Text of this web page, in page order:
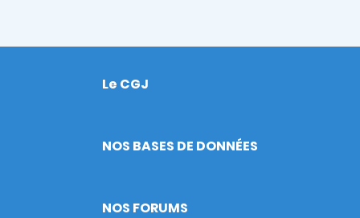
Footer
Le CGJ
NOS BASES DE DONNÉES
NOS FORUMS